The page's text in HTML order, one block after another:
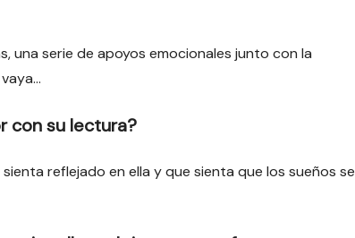
una serie de apoyos emocionales junto con la
con su lectura?
reflejado en ella y que sienta que los sueños se